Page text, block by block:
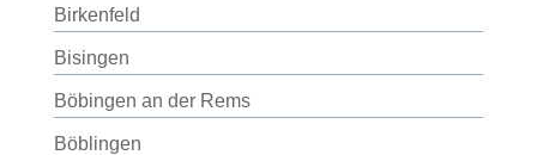
Birkenfeld
Bisingen
Böbingen an der Rems
Böblingen